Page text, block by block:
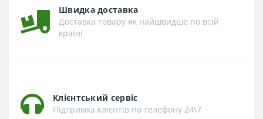
Швидка доставка
Доставка товару як найшвидше по всій
країні
Клієнтський сервіс
Підтримка клієнтів по телефону 24\7